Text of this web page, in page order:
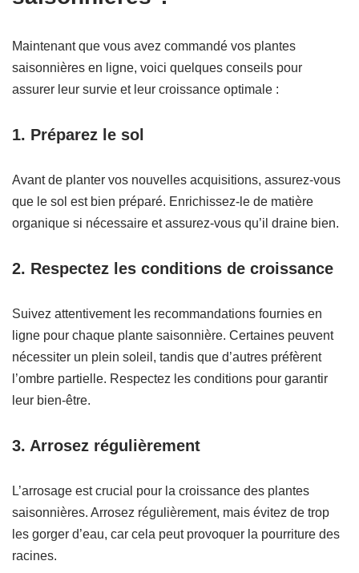
Maintenant que vous avez commandé vos plantes
saisonnières en ligne, voici quelques conseils pour
assurer leur survie et leur croissance optimale :
1. Préparez le sol
Avant de planter vos nouvelles acquisitions, assurez-vous
que le sol est bien préparé. Enrichissez-le de matière
organique si nécessaire et assurez-vous qu’il draine bien.
2. Respectez les conditions de croissance
Suivez attentivement les recommandations fournies en
ligne pour chaque plante saisonnière. Certaines peuvent
nécessiter un plein soleil, tandis que d’autres préfèrent
l’ombre partielle. Respectez les conditions pour garantir
leur bien-être.
3. Arrosez régulièrement
L’arrosage est crucial pour la croissance des plantes
saisonnières. Arrosez régulièrement, mais évitez de trop
les gorger d’eau, car cela peut provoquer la pourriture des
racines.